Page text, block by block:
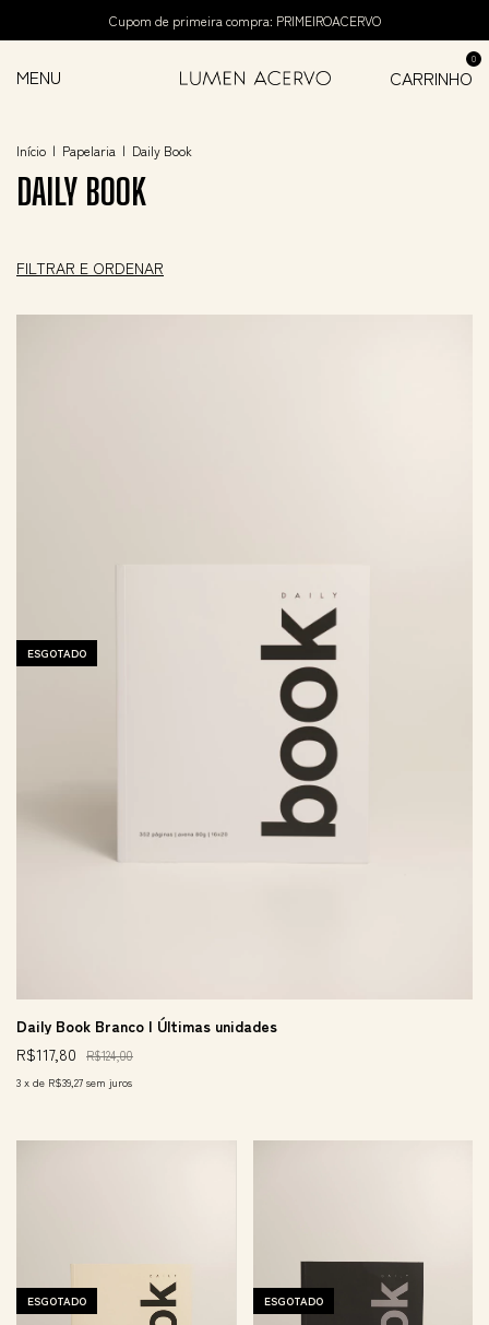
Cupom de primeira compra: PRIMEIROACERVO
MENU CARRINHO
0
Início | Papelaria | Daily Book
DAILY BOOK
FILTRAR E ORDENAR
ESGOTADO
Daily Book Branco | Últimas unidades
R$117,80
R$124,00
3 x de R$39,27 sem juros
ESGOTADO ESGOTADO